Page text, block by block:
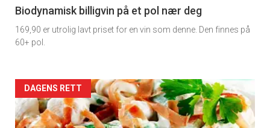
4
Biodynamisk billigvin på et pol nær deg
169,90 er utrolig lavt priset for en vin som denne. Den finnes på
60+ pol.
Forsiden
akkurat
DAGENS RETT